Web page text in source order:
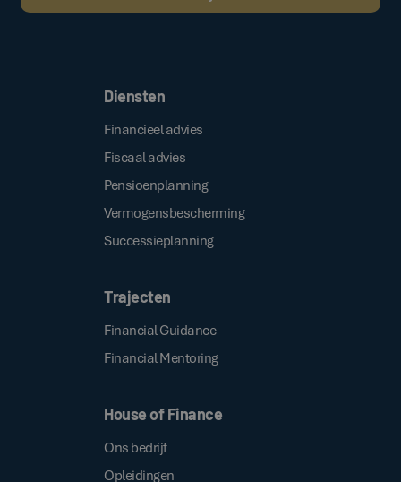
Diensten
Financieel advies
Fiscaal advies
Pensioenplanning
Vermogensbescherming
Successieplanning
Trajecten
Financial Guidance
Financial Mentoring
House of Finance
Ons bedrijf
Opleidingen